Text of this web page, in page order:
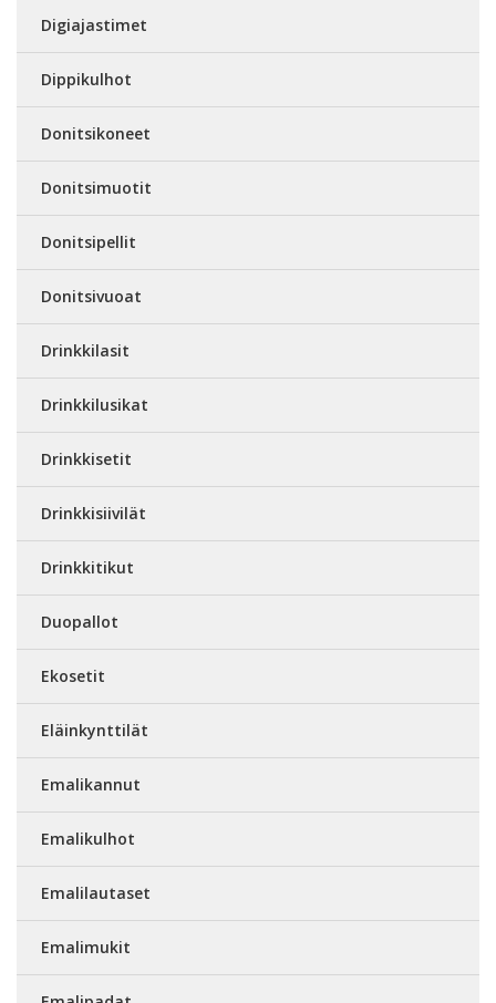
Digiajastimet
Dippikulhot
Donitsikoneet
Donitsimuotit
Donitsipellit
Donitsivuoat
Drinkkilasit
Drinkkilusikat
Drinkkisetit
Drinkkisiivilät
Drinkkitikut
Duopallot
Ekosetit
Eläinkynttilät
Emalikannut
Emalikulhot
Emalilautaset
Emalimukit